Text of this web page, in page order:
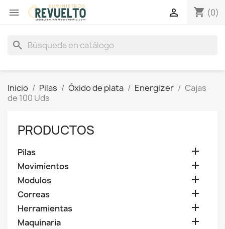
 shopping_cart (0)

search
Inicio Pilas Óxido de plata Energizer
Cajas
de 100 Uds
PRODUCTOS
Pilas 
Movimientos 
Modulos 
Correas 
Herramientas 
Maquinaria 